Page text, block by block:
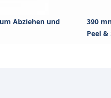
Abziehen und
390
Peel &